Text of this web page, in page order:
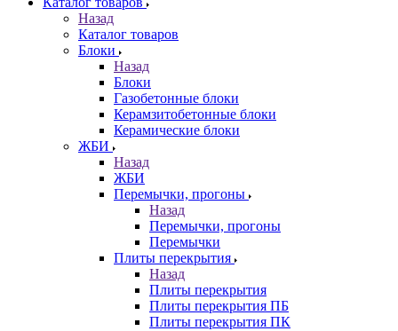
Назад
Каталог товаров
Блоки
Назад
Блоки
Газобетонные блоки
Керамзитобетонные блоки
Керамические блоки
ЖБИ
Назад
ЖБИ
Перемычки, прогоны
Назад
Перемычки, прогоны
Перемычки
Плиты перекрытия
Назад
Плиты перекрытия
Плиты перекрытия ПБ
Плиты перекрытия ПК